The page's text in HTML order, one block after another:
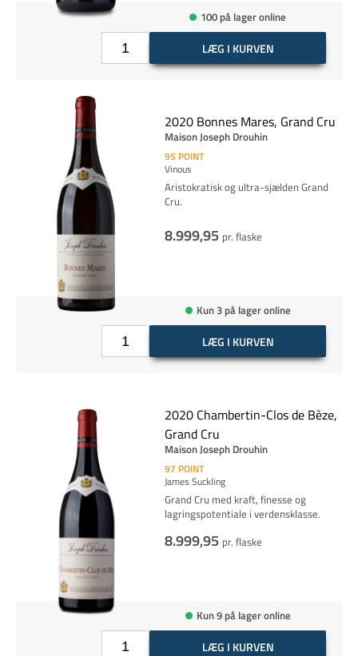
100 på lager online
LÆG I KURVEN
2020 Bonnes Mares, Grand Cru
Maison Joseph Drouhin
95 POINT
Vinous
Aristokratisk og ultra-sjælden Grand
Cru.
8.999,95 pr. flaske
Kun 3 på lager online
LÆG I KURVEN
2020 Chambertin-Clos de Bèze,
Grand Cru
Maison Joseph Drouhin
97 POINT
James Suckling
Grand Cru med kraft, finesse og
lagringspotentiale i verdensklasse.
8.999,95 pr. flaske
Kun 9 på lager online
LÆG I KURVEN